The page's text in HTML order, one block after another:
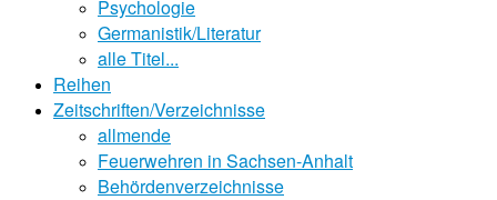
Psychologie
Germanistik/Literatur
alle Titel...
Reihen
Zeitschriften/Verzeichnisse
allmende
Feuerwehren in Sachsen-Anhalt
Behördenverzeichnisse